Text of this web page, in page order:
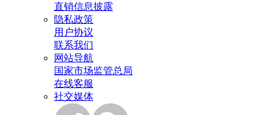
直销信息披露
隐私政策
用户协议
联系我们
网站导航
国家市场监管总局
在线客服
社交媒体